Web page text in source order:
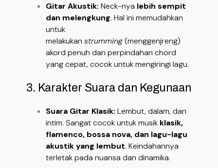
Gitar Akustik: Neck-nya lebih sempit
dan melengkung. Hal ini memudahkan
untuk
melakukan strumming(menggenjreng)
akord penuh dan perpindahan chord
yang cepat, cocok untuk mengiringi lagu.
3. Karakter Suara dan Kegunaan
Suara Gitar Klasik: Lembut, dalam, dan
intim. Sangat cocok untuk musik klasik,
flamenco, bossa nova, dan lagu-lagu
akustik yang lembut. Keindahannya
terletak pada nuansa dan dinamika.